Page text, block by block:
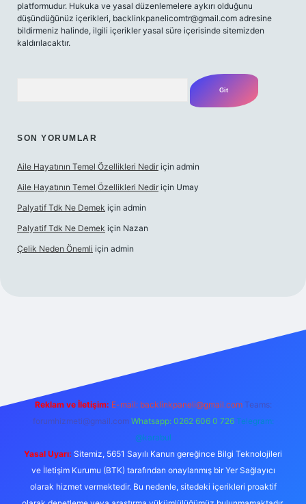
platformudur. Hukuka ve yasal düzenlemelere aykırı olduğunu
düşündüğünüz içerikleri, backlinkpanelicomtr@gmail.com adresine
bildirmeniz halinde, ilgili içerikler yasal süre içerisinde sitemizden
kaldırılacaktır.
SON YORUMLAR
Aile Hayatının Temel Özellikleri Nedir için admin
Aile Hayatının Temel Özellikleri Nedir için Umay
Palyatif Tdk Ne Demek için admin
Palyatif Tdk Ne Demek için Nazan
Çelik Neden Önemli için admin
Reklam ve İletişim: E-mail: backlinkpaneli@gmail.com Teams:
forumhizmeti@gmail.com Whatsapp: 0262 606 0 726 Telegram:
@karabul
Yasal Uyarı: Sitemiz, 5651 Sayılı Kanun gereğince Bilgi Teknolojileri
ve İletişim Kurumu (BTK) tarafından onaylanmış bir Yer Sağlayıcı
olarak hizmet vermektedir. Bu nedenle, sitedeki içerikleri proaktif